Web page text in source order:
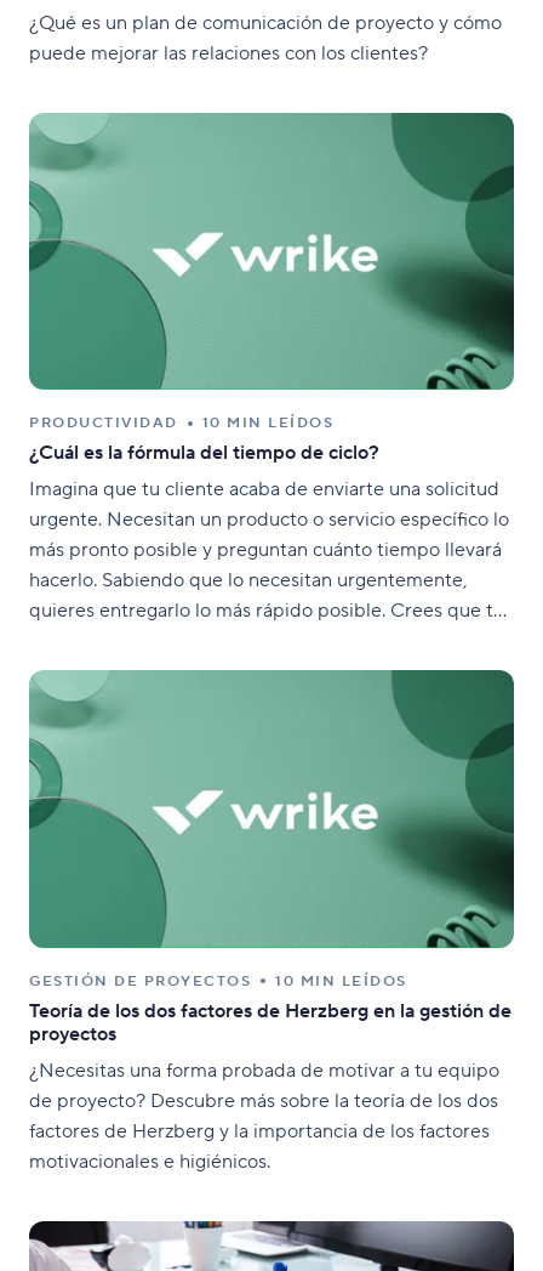
¿Qué es un plan de comunicación de proyecto y cómo
puede mejorar las relaciones con los clientes?
PRODUCTIVIDAD 10 MIN LEÍDOS
¿Cuál es la fórmula del tiempo de ciclo?
Imagina que tu cliente acaba de enviarte una solicitud
urgente. Necesitan un producto o servicio específico lo
más pronto posible y preguntan cuánto tiempo llevará
hacerlo. Sabiendo que lo necesitan urgentemente,
quieres entregarlo lo más rápido posible. Crees que tu
dentro del
GESTIÓN DE PROYECTOS 10 MIN LEÍDOS
Teoría de los dos factores de Herzberg en la gestión de
proyectos
¿Necesitas una forma probada de motivar a tu equipo
de proyecto? Descubre más sobre la teoría de los dos
factores de Herzberg y la importancia de los factores
motivacionales e higiénicos.